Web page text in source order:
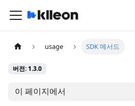
usage SDK 메서드
버전: 1.3.0
이 페이지에서